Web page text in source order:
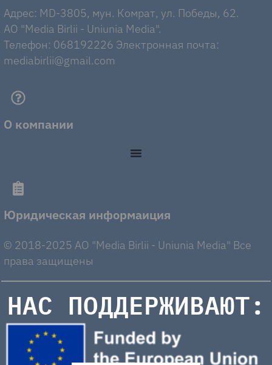
Адрес: MD-3805, мун. Комрат, ул. Победы, 62.
AO "Media Birlii - Uniunia Media".
Телефон: 068192226 Электронная почта:
mediabirlii@gmail.com
О компании
Юридическая информаиция
© 2018-2025 AO "Media Birlii - Uniunia Media" Все
права защищены
НАС ПОДДЕРЖИВАЮТ: